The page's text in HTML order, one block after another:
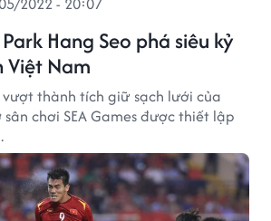
Hang Seo phá siêu kỷ
Việt Nam
thành tích giữ sạch lưới của
chơi SEA Games được thiết lập